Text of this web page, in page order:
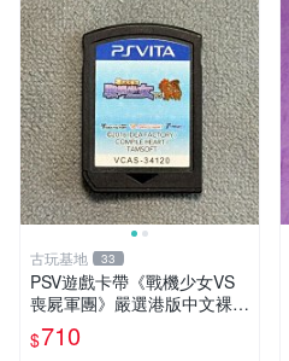
古玩基地 33
PSV遊戲卡帶《戰機少女VS
喪屍軍團》嚴選港版中文裸卡
實測正常 遊戲機限定 PSV 卡
帶 港版 中文 游戲卡帶 激戰
$710